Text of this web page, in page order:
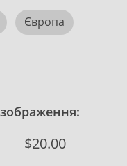
Європа
$20.00